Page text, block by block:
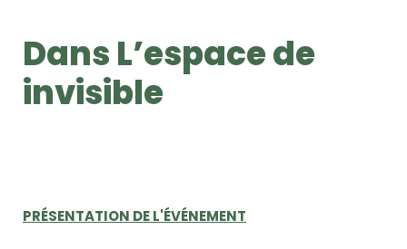
Dans L’espace de
invisible
PRÉSENTATION DE L'ÉVÉNEMENT